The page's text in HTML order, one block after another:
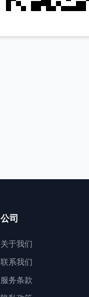
公司
关于我们
联系我们
服务条款